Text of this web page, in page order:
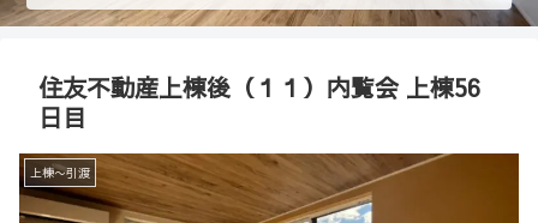
住友不動産上棟後（１１）内覧会 上棟56
日目
上棟〜引渡